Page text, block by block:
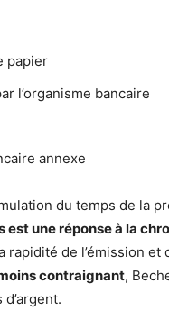
papier
l’organisme bancaire
annexe
du temps de la
une réponse à la
rapidité de l’émission et
contraignant,